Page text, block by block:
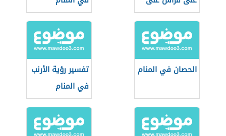
الأرض
الحصان في المنام
تفسير رؤية الأرنب
في المنام